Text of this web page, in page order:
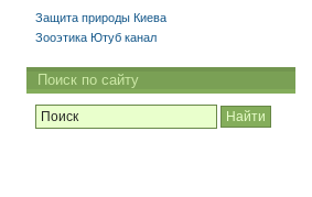
Защита природы Киева
Зооэтика Ютуб канал
Поиск по сайту